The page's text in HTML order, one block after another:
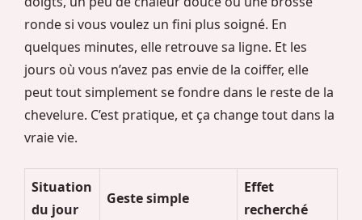
ronde si vous voulez un fini plus soigné. En
quelques minutes, elle retrouve sa ligne. Et les
jours où vous n’avez pas envie de la coiffer, elle
peut tout simplement se fondre dans le reste de la
chevelure. C’est pratique, et ça change tout dans la
vraie vie.
Situation
du jour
Geste simple
Effet
recherché